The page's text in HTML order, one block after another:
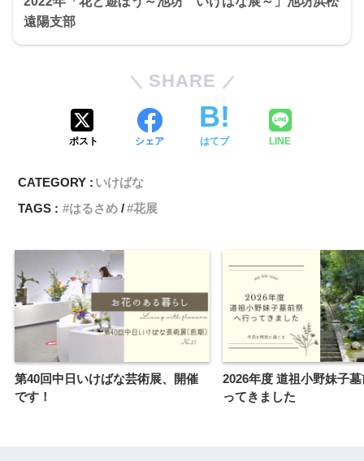
遠陽支部
SHARE
ポスト シェア はてブ LINE
CATEGORY : いけばな
TAGS :
はるさめ 花展
第40回中日いけばな芸術展、開催
です！
2026年度 道祖小野妹子
ってきました